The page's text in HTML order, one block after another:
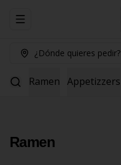
Abrir menu de navegación
¿Dónde quieres pedir?
Ramen Appetizzers
Ramen